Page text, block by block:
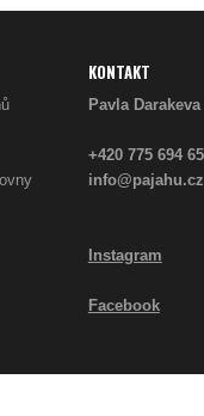
KONTAKT
Pavla Darakeva
+420 775 694
info@pajahu.cz
Instagram
Facebook